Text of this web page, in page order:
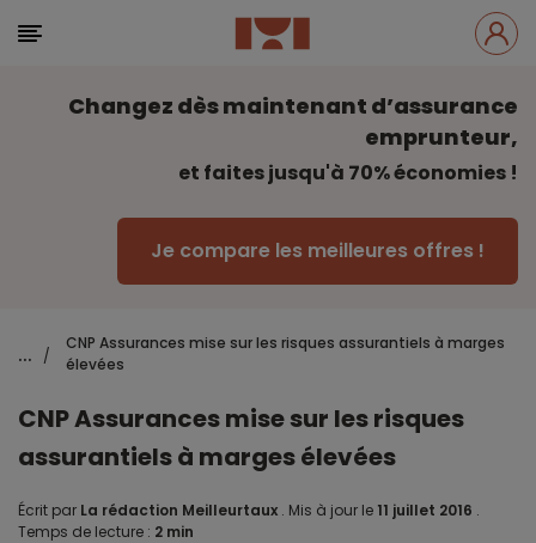
Changez dès maintenant d’assurance
emprunteur,
et faites jusqu'à 70% économies !
Je compare les meilleures offres !
... /
CNP Assurances mise sur les risques assurantiels à marges
élevées
CNP Assurances mise sur les risques
assurantiels à marges élevées
Écrit par La rédaction Meilleurtaux . Mis à jour le 11 juillet 2016 .
Temps de lecture : 2 min